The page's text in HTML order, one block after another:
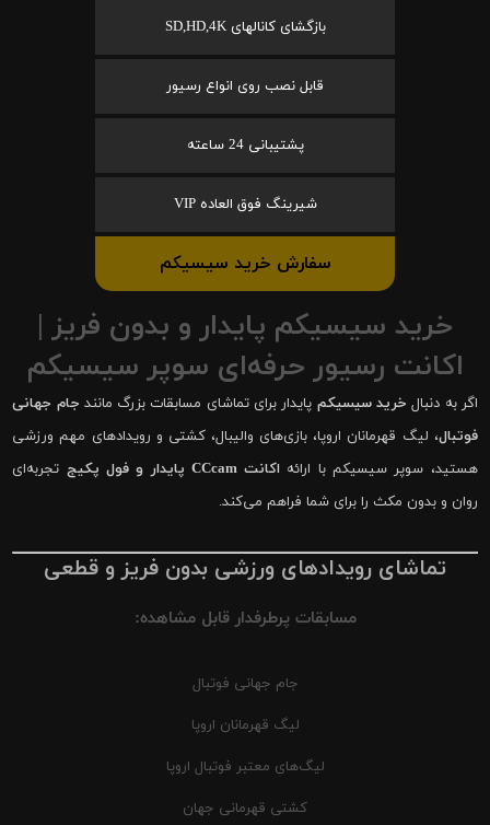
بازگشای کانالهای SD,HD,4K
قابل نصب روی انواع رسیور
پشتیبانی 24 ساعته
شیرینگ فوق العاده VIP
سفارش خرید سیسیکم
خرید سیسیکم پایدار و بدون فریز |
اکانت رسیور حرفه‌ای سوپر سیسیکم
اگر به دنبال خرید سیسیکم پایدار برای تماشای مسابقات بزرگ مانند جام جهانی
فوتبال، لیگ قهرمانان اروپا، بازی‌های والیبال، کشتی و رویدادهای مهم ورزشی
هستید، سوپر سیسیکم با ارائه اکانت CCcam پایدار و فول پکیج
تجربه‌ای
روان و بدون مکث را برای شما فراهم می‌کند.
تماشای رویدادهای ورزشی بدون فریز و قطعی
مسابقات پرطرفدار قابل مشاهده:
جام جهانی فوتبال
لیگ قهرمانان اروپا
لیگ‌های معتبر فوتبال اروپا
کشتی قهرمانی جهان